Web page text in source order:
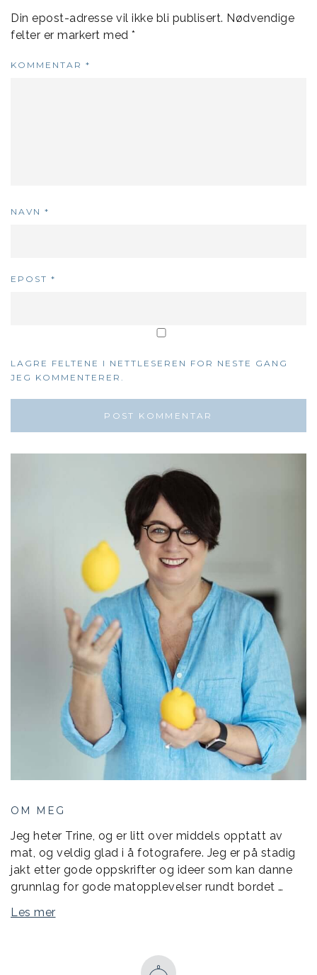
Din epost-adresse vil ikke bli publisert. Nødvendige
felter er markert med *
KOMMENTAR *
NAVN *
EPOST *
LAGRE FELTENE I NETTLESEREN FOR NESTE GANG
JEG KOMMENTERER.
OM MEG
Jeg heter Trine, og er litt over middels opptatt av
mat, og veldig glad i å fotografere. Jeg er på stadig
jakt etter gode oppskrifter og ideer som kan danne
grunnlag for gode matopplevelser rundt bordet …
Les mer